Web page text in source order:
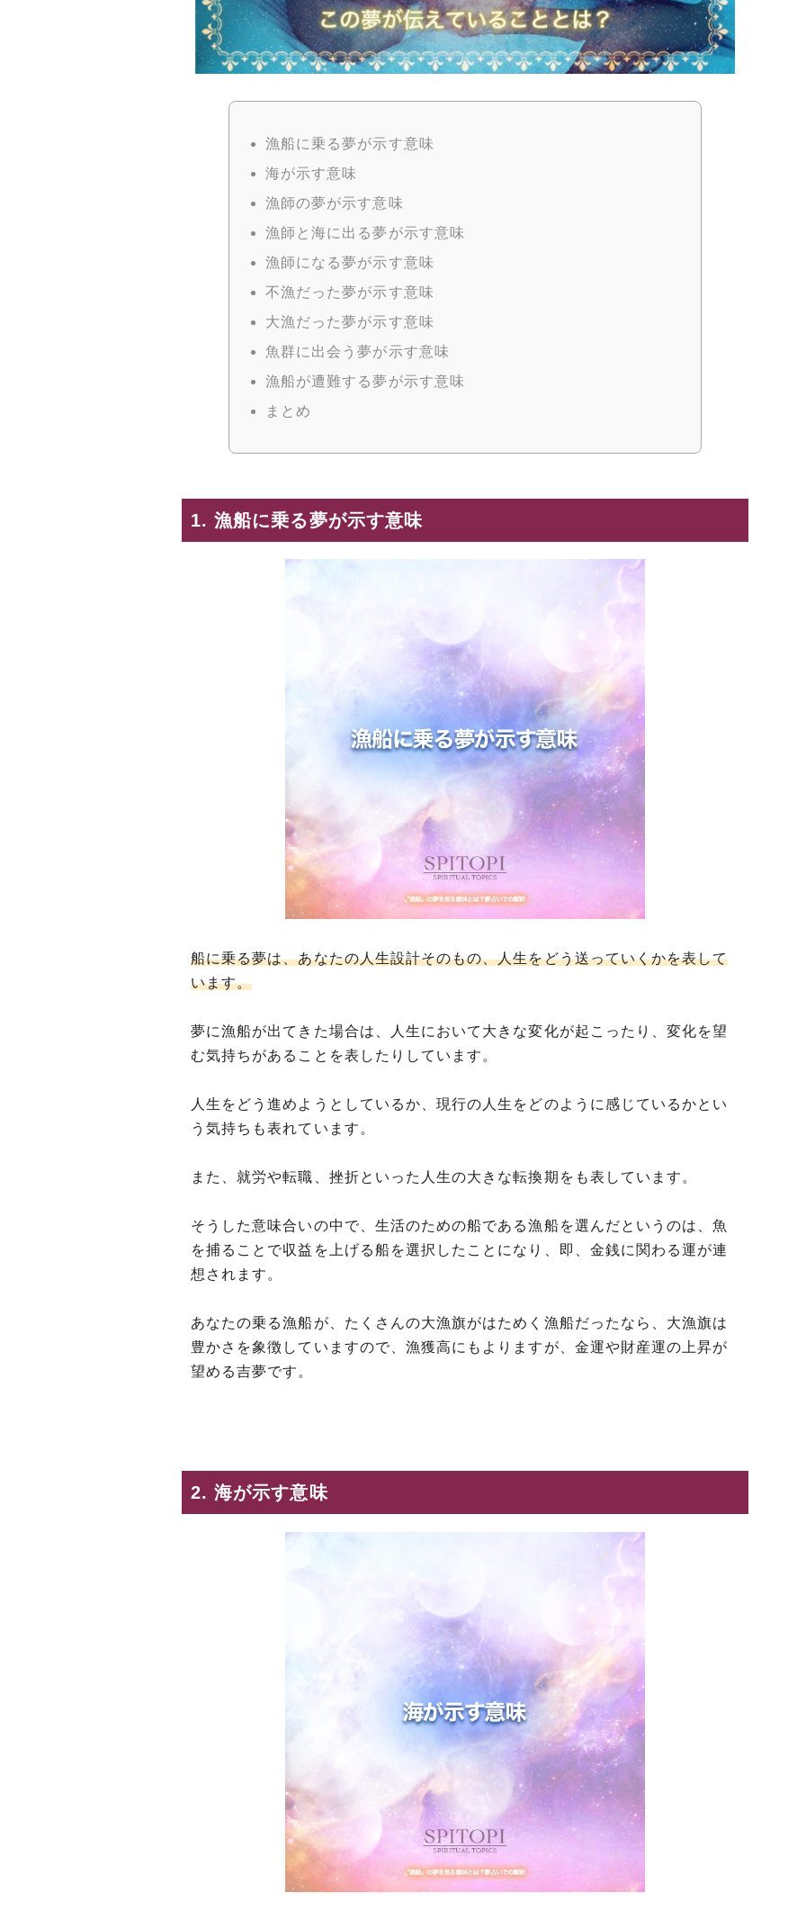
漁船に乗る夢が示す意味
海が示す意味
漁師の夢が示す意味
漁師と海に出る夢が示す意味
漁師になる夢が示す意味
不漁だった夢が示す意味
大漁だった夢が示す意味
魚群に出会う夢が示す意味
漁船が遭難する夢が示す意味
まとめ
1. 漁船に乗る夢が示す意味
船に乗る夢は、あなたの人生設計そのもの、人生をどう送っていくかを表して
います。
夢に漁船が出てきた場合は、人生において大きな変化が起こったり、変化を望
む気持ちがあることを表したりしています。
人生をどう進めようとしているか、現行の人生をどのように感じているかとい
う気持ちも表れています。
また、就労や転職、挫折といった人生の大きな転換期をも表しています。
そうした意味合いの中で、生活のための船である漁船を選んだというのは、魚
を捕ることで収益を上げる船を選択したことになり、即、金銭に関わる運が連
想されます。
あなたの乗る漁船が、たくさんの大漁旗がはためく漁船だったなら、大漁旗は
豊かさを象徴していますので、漁獲高にもよりますが、金運や財産運の上昇が
望める吉夢です。
2. 海が示す意味